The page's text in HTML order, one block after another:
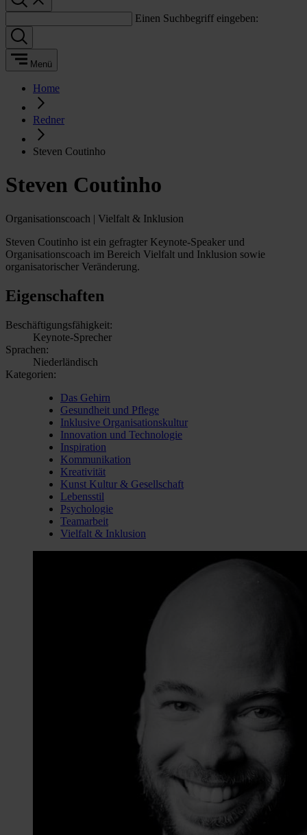
Einen Suchbegriff eingeben:
Menü
Home
Redner
Steven Coutinho
Steven Coutinho
Organisationscoach | Vielfalt & Inklusion
Steven Coutinho ist ein gefragter Keynote-Speaker und
Organisationscoach im Bereich Vielfalt und Inklusion sowie
organisatorischer Veränderung.
Eigenschaften
Beschäftigungsfähigkeit:
Keynote-Sprecher
Sprachen:
Niederländisch
Kategorien:
Das Gehirn
Gesundheit und Pflege
Inklusive Organisationskultur
Innovation und Technologie
Inspiration
Kommunikation
Kreativität
Kunst Kultur & Gesellschaft
Lebensstil
Psychologie
Teamarbeit
Vielfalt & Inklusion